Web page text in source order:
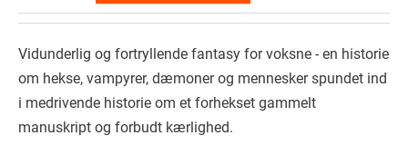
Vidunderlig og fortryllende fantasy for voksne - en historie
om hekse, vampyrer, dæmoner og mennesker spundet ind
i medrivende historie om et forhekset gammelt
manuskript og forbudt kærlighed.